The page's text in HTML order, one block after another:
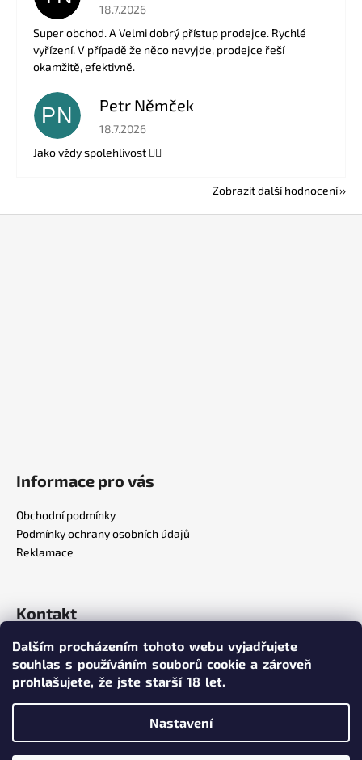
Dalším procházením tohoto webu vyjadřujete
souhlas s používáním souborů cookie a zároveň
prohlašujete, že jste starší 18 let.
Nastavení
Hodnocení obchodu je 5 z 5 hvězdiček.
18.7.2026
Super obchod. A Velmi dobrý přístup prodejce. Rychlé
vyřízení. V případě že něco nevyjde, prodejce řeší
okamžitě, efektivně.
PN Petr Němček
Hodnocení obchodu je 5 z 5 hvězdiček.
18.7.2026
Jako vždy spolehlivost 👍🏻
Zobrazit další hodnocení
Informace pro vás
Obchodní podmínky
Podmínky ochrany osobních údajů
Reklamace
Kontakt
info @poppersy.cz
+420 734 256 636
poppersy.cz